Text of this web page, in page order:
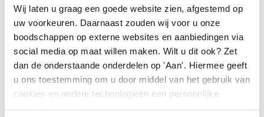
Wij laten u graag een goede website zien, afgestemd op
uw voorkeuren. Daarnaast zouden wij voor u onze
boodschappen op externe websites en aanbiedingen via
social media op maat willen maken. Wilt u dit ook? Zet
dan de onderstaande onderdelen op 'Aan'. Hiermee geeft
u ons toestemming om u door middel van het gebruik van
cookies en andere technologieën een persoonlijke
Thema's Horecava
Alle Thema's
Programma
Terugblik
Activiteiten
Exposantenlijst